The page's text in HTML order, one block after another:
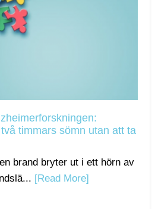
timmars sömn utan att ta
brand bryter ut i ett hörn av
[Read More]